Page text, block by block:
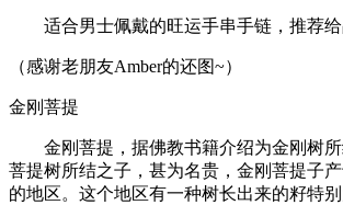
适合男士佩戴的旺运手串手链，推荐给
（感谢老朋友Amber的还图~）
金刚菩提
金刚菩提，据佛教书籍介绍为金刚树所
菩提树所结之子，甚为名贵，金刚菩提子
的地区。这个地区有一种树长出来的籽特